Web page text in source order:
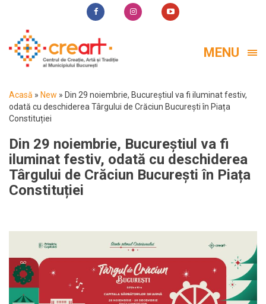
MENU
Acasă » New » Din 29 noiembrie, Bucureștiul va fi iluminat festiv,
odată cu deschiderea Târgului de Crăciun București în Piața
Constituției
Din 29 noiembrie, Bucureștiul va fi
iluminat festiv, odată cu deschiderea
Târgului de Crăciun București în Piața
Constituției